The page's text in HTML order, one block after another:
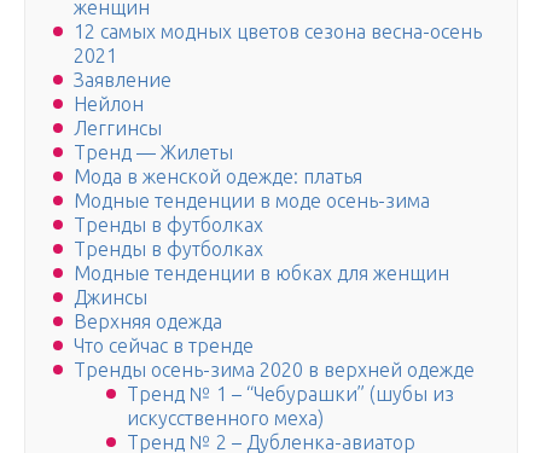
женщин
12 самых модных цветов сезона весна-осень
2021
Заявление
Нейлон
Леггинсы
Тренд — Жилеты
Мода в женской одежде: платья
Модные тенденции в моде осень-зима
Тренды в футболках
Тренды в футболках
Модные тенденции в юбках для женщин
Джинсы
Верхняя одежда
Что сейчас в тренде
Тренды осень-зима 2020 в верхней одежде
Тренд № 1 – “Чебурашки” (шубы из
искусственного меха)
Тренд № 2 – Дубленка-авиатор